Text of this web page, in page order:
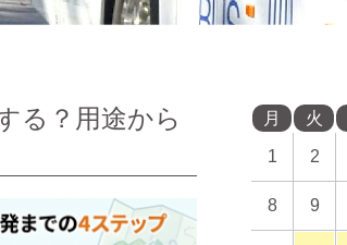
る？用途から
月
火
1 2
8 9